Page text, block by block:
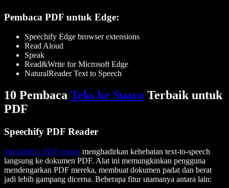
Pembaca PDF untuk Edge:
Speechify Edge browser extensions
Read Aloud
Speak
Read&Write for Microsoft Edge
NaturalReader Text to Speech
10 Pembaca Teks ke Suara Terbaik untuk
PDF
Speechify PDF Reader
Speechify's PDF readermenghadirkan kehebatan text-to-speech
langsung ke dokumen PDF. Alat ini memungkinkan pengguna
mendengarkan PDF mereka, membuat dokumen padat dan berat
jadi lebih gampang dicerna. Beberapa fitur utamanya antara lain: